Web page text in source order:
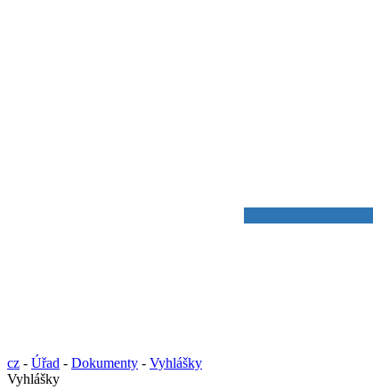
cz - Úřad - Dokumenty - Vyhlášky
Vyhlášky